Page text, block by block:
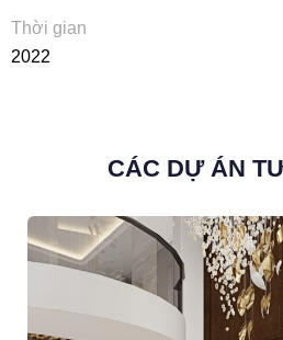
Thời gian
2022
CÁC DỰ ÁN